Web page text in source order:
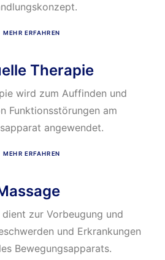
MEHR ERFAHREN
Therapie
wird zum Auffinden und
Funktionsstörungen am
angewendet.
MEHR ERFAHREN
dient zur Vorbeugung und
und Erkrankungen
Bewegungsapparats.